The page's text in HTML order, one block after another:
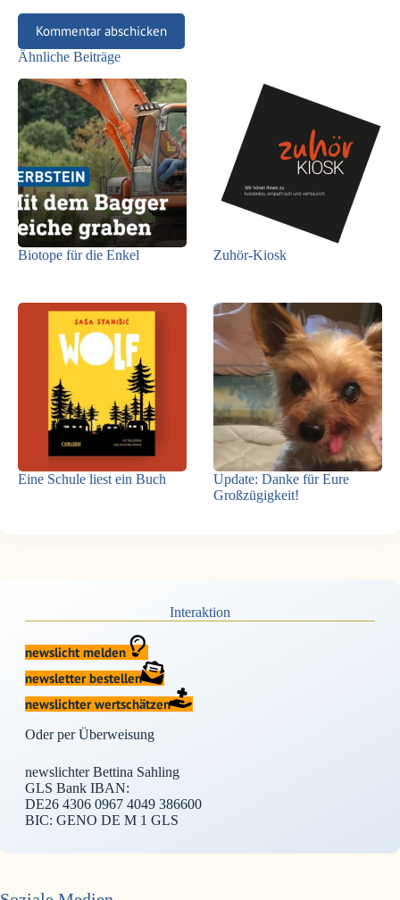
Kommentar abschicken
Ähnliche Beiträge
Biotope für die Enkel Zuhör-Kiosk
Eine Schule liest ein Buch
Update: Danke für Eure
Großzügigkeit!
Interaktion
newslicht melden
newsletter bestellen
newslichter wertschätzen
Oder per Überweisung
newslichter Bettina Sahling
GLS Bank IBAN:
DE26 4306 0967 4049 386600
BIC: GENO DE M 1 GLS